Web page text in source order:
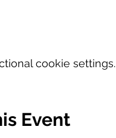
cookie settings.
Event